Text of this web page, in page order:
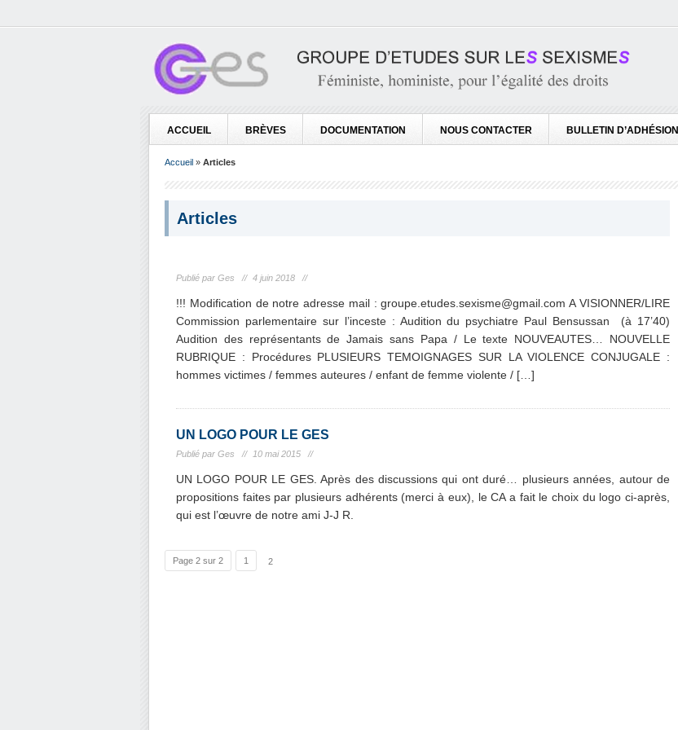
ACCUEIL BRÈVES DOCUMENTATION NOUS CONTACTER BULLETIN D’ADHÉSION
Accueil » Articles
Articles
Publié par Ges // 4 juin 2018 //
!!! Modification de notre adresse mail : groupe.etudes.sexisme@gmail.com A VISIONNER/LIRE
Commission parlementaire sur l’inceste : Audition du psychiatre Paul Bensussan (à 17’40)
Audition des représentants de Jamais sans Papa / Le texte NOUVEAUTES… NOUVELLE
RUBRIQUE : Procédures PLUSIEURS TEMOIGNAGES SUR LA VIOLENCE CONJUGALE :
hommes victimes / femmes auteures / enfant de femme violente / […]
UN LOGO POUR LE GES
Publié par Ges // 10 mai 2015 //
UN LOGO POUR LE GES. Après des discussions qui ont duré… plusieurs années, autour de
propositions faites par plusieurs adhérents (merci à eux), le CA a fait le choix du logo ci-après,
qui est l’œuvre de notre ami J-J R.
Page 2 sur 2 1 2